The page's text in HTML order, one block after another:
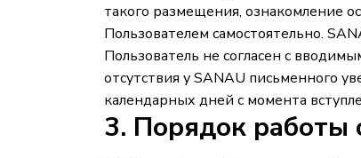
такого размещения, ознакомление
Пользователем самостоятельно.
Пользователь не согласен с
отсутствия у SANAU письменного
календарных дней с момента
3. Порядок